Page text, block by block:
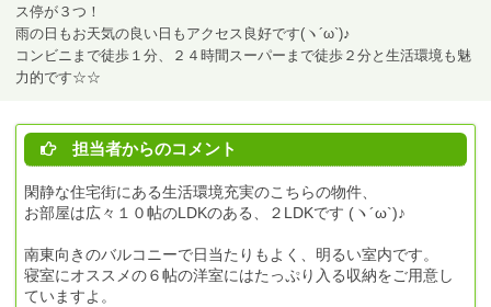
ス停が３つ！
雨の日もお天気の良い日もアクセス良好です(ヽ´ω`)♪
コンビニまで徒歩１分、２４時間スーパーまで徒歩２分と生活環境も魅
力的です☆☆
担当者からのコメント
閑静な住宅街にある生活環境充実のこちらの物件、
お部屋は広々１０帖のLDKのある、２LDKです (ヽ´ω`)♪
南東向きのバルコニーで日当たりもよく、明るい室内です。
寝室にオススメの６帖の洋室にはたっぷり入る収納をご用意し
ていますよ。